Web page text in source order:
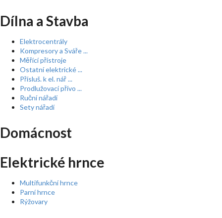
Dílna a Stavba
Elektrocentrály
Kompresory a Sváře ...
Měřící přístroje
Ostatní elektrické ...
Přísluš. k el. nář ...
Prodlužovací přívo ...
Ruční nářadí
Sety nářadí
Domácnost
Elektrické hrnce
Multifunkční hrnce
Parní hrnce
Rýžovary